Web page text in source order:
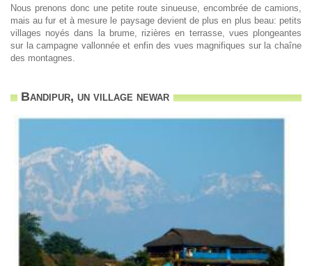
Nous prenons donc une petite route sinueuse, encombrée de camions,
mais au fur et à mesure le paysage devient de plus en plus beau: petits
villages noyés dans la brume, rizières en terrasse, vues plongeantes
sur la campagne vallonnée et enfin des vues magnifiques sur la chaîne
des montagnes.
Bandipur, un village newar